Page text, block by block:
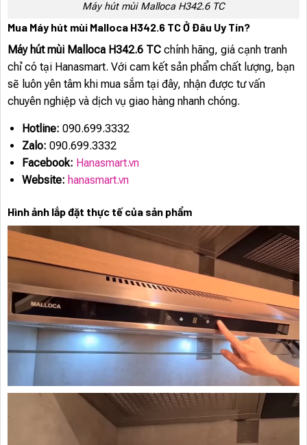
Máy hút mùi Malloca H342.6 TC
Mua Máy hút mùi Malloca H342.6 TC Ở Đâu Uy Tín?
Máy hút mùi Malloca H342.6 TC chính hãng, giá cạnh tranh
chỉ có tại Hanasmart. Với cam kết sản phẩm chất lượng, bạn
sẽ luôn yên tâm khi mua sắm tại đây, nhận được tư vấn
chuyên nghiệp và dịch vụ giao hàng nhanh chóng.
Hotline: 090.699.3332
Zalo: 090.699.3332
Facebook: Hanasmart.vn
Website: hanasmart.vn
Hình ảnh lắp đặt thực tế của sản phẩm